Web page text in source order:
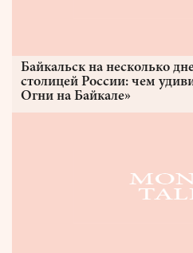
Байкальск на несколько
столицей России: чем
Огни на Байкале»